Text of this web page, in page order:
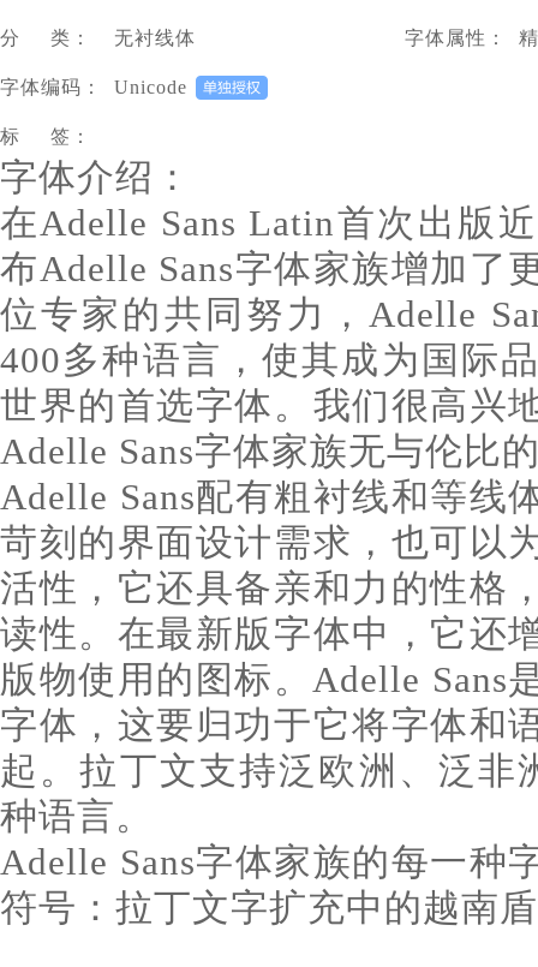
分 类： 无衬线体 字体属性：
字体编码： Unicode
标 签：
字体介绍：
在Adelle Sans Latin首次出版
布Adelle Sans字体家族增加了
位专家的共同努力，Adelle
400多种语言，使其成为国际
世界的首选字体。我们很高兴
Adelle Sans字体家族无与伦比
Adelle Sans配有粗衬线和等线
苛刻的界面设计需求，也可以
活性，它还具备亲和力的性格
读性。在最新版字体中，它还
版物使用的图标。Adelle Sans
字体，这要归功于它将字体和
起。拉丁文支持泛欧洲、泛非
种语言。
Adelle Sans字体家族的每一种
符号：拉丁文字扩充中的越南